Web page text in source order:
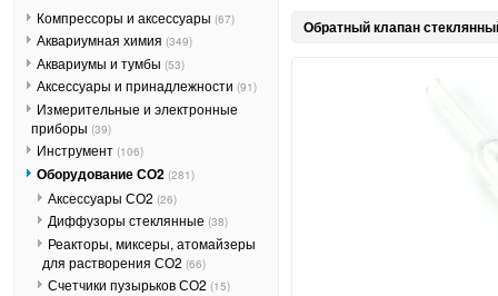
Обратный клапан
Компрессоры и аксессуары (67)
Аквариумная химия (349)
Аквариумы и тумбы (53)
Аксессуары и принадлежности (91)
Измерительные и электронные
приборы (39)
Инструмент (106)
Оборудование СО2 (281)
Аксессуары СО2 (26)
Диффузоры стеклянные (38)
Реакторы, миксеры, атомайзеры
для растворения СО2 (66)
Счетчики пузырьков СО2 (15)